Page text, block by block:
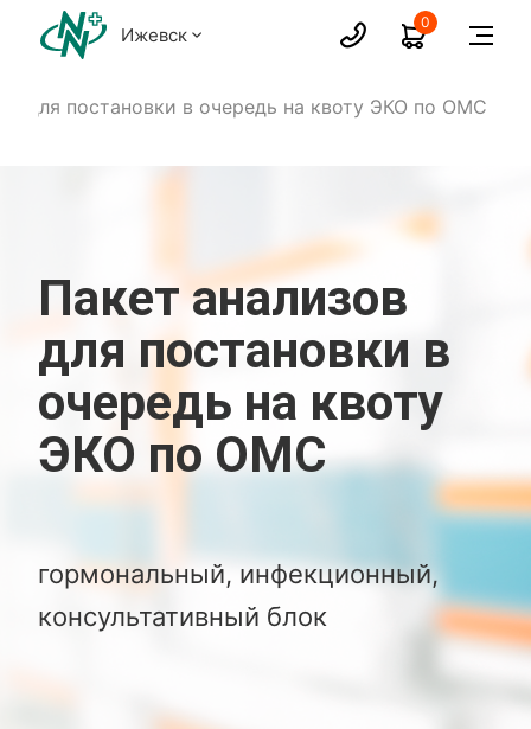
Ижевск
0
для постановки в очередь на квоту ЭКО по ОМС
Пакет анализов
для постановки в
очередь на квоту
ЭКО по ОМС
гормональный, инфекционный,
консультативный блок